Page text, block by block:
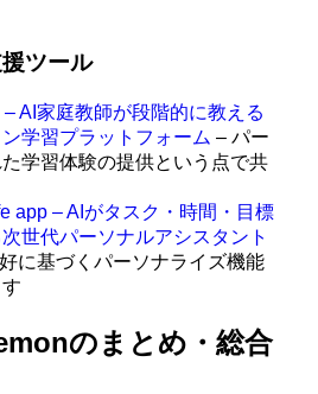
ツール
AI家庭教師が段階的に教える
学習プラットフォーム – パー
学習体験の提供という点で共
app – AIがタスク・時間・目標
世代パーソナルアシスタント
に基づくパーソナライズ機能
のまとめ・総合